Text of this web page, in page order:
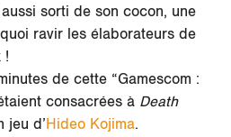
sorti de son cocon, une
ravir les élaborateurs de
!
de cette “Gamescom :
consacrées à Death
jeu d’Hideo Kojima.